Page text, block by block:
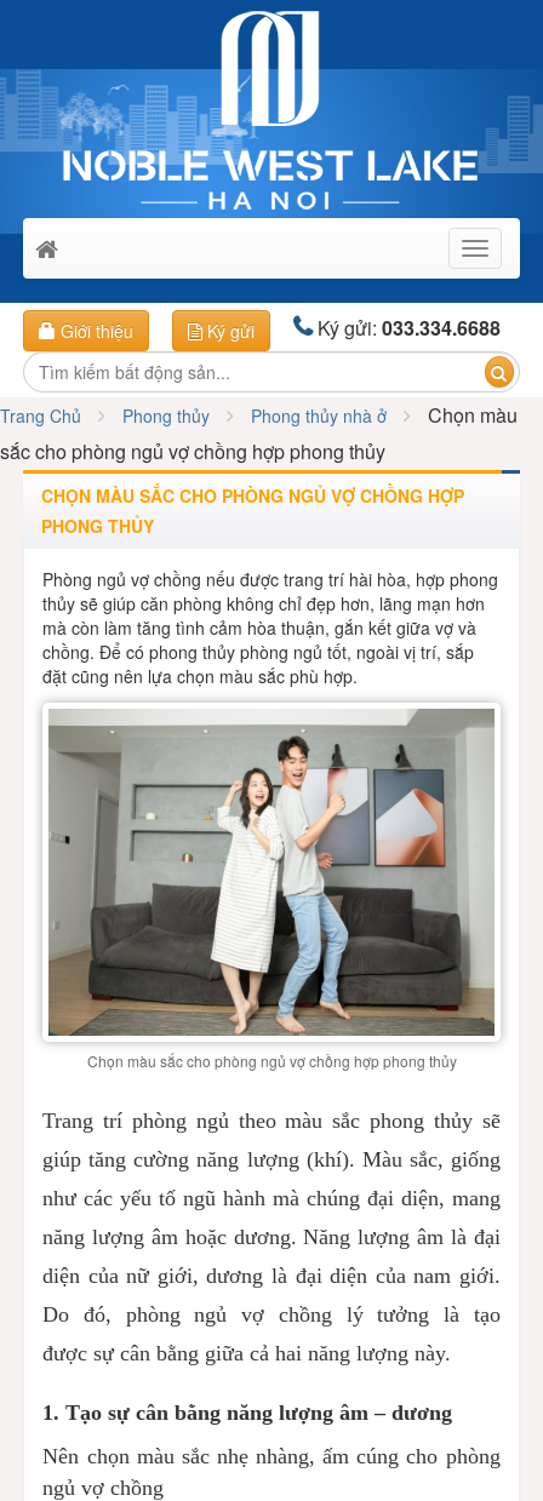
Toggle
Giới thiệu Ký gửi Ký gửi:033.334.6688
Trang Chủ Phong thủy Phong thủy nhà ở
Chọn màu
sắc cho phòng ngủ vợ chồng hợp phong thủy
CHỌN MÀU SẮC CHO PHÒNG NGỦ VỢ CHỒNG HỢP
PHONG THỦY
Phòng ngủ vợ chồng nếu được trang trí hài hòa, hợp phong
thủy sẽ giúp căn phòng không chỉ đẹp hơn, lãng mạn hơn
mà còn làm tăng tình cảm hòa thuận, gắn kết giữa vợ và
chồng. Để có phong thủy phòng ngủ tốt, ngoài vị trí, sắp
đặt cũng nên lựa chọn màu sắc phù hợp.
Chọn màu sắc cho phòng ngủ vợ chồng hợp phong thủy
Trang trí phòng ngủ theo màu sắc phong thủy sẽ
giúp tăng cường năng lượng (khí). Màu sắc, giống
như các yếu tố ngũ hành mà chúng đại diện, mang
năng lượng âm hoặc dương. Năng lượng âm là đại
diện của nữ giới, dương là đại diện của nam giới.
Do đó, phòng ngủ vợ chồng lý tưởng là tạo
được sự cân bằng giữa cả hai năng lượng này.
1. Tạo sự cân bằng năng lượng âm – dương
Nên chọn màu sắc nhẹ nhàng, ấm cúng cho phòng
ngủ vợ chồng